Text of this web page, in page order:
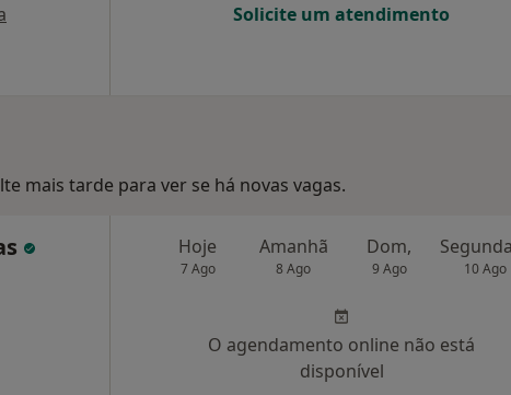
Solicite um atendimento
mais tarde para ver se há novas vagas.
Hoje
7 Ago
Amanhã
8 Ago
Dom,
9 Ago 10 Ago
O agendamento online não está
disponível